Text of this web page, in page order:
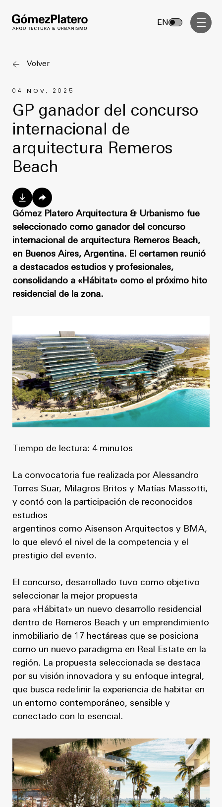
Gerenciamiento de Obra
Masterplan
Anteproyecto
Proyecto Ejecutivo
Dirección de Obra
Proyectos
GP inside
Noticias
Quiénes somos
Contacto
EN
Servicios
Arquitectura
Urbanismo
Gerenciamiento de Obra
Diseño Interior
Comunicación Visual
Masterplan
Proyecto Ejecutivo
Dirección de Obra
GP inside
Noticias
Quiénes somos
Trabaja con nosotros
Volver
04 NOV, 2025
GP ganador del concurso
internacional de
arquitectura Remeros
Beach
Gómez Platero Arquitectura & Urbanismo fue
seleccionado como ganador del concurso
internacional de arquitectura Remeros Beach,
en Buenos Aires, Argentina. El certamen reunió
a destacados estudios y profesionales,
consolidando a «Hábitat» como el próximo hito
residencial de la zona.
Tiempo de lectura: 4 minutos
La convocatoria fue realizada por Alessandro
Torres Suar, Milagros Britos y Matías Massotti,
y contó con la participación de reconocidos
estudios
argentinos como Aisenson Arquitectos y BMA,
lo que elevó el nivel de la competencia y el
prestigio del evento.
El concurso, desarrollado tuvo como objetivo
seleccionar la mejor propuesta
para «Hábitat» un nuevo desarrollo residencial
dentro de Remeros Beach y un emprendimiento
inmobiliario de 17 hectáreas que se posiciona
como un nuevo paradigma en Real Estate en la
región. La propuesta seleccionada se destaca
por su visión innovadora y su enfoque integral,
que busca redefinir la experiencia de habitar en
un entorno contemporáneo, sensible y
conectado con lo esencial.